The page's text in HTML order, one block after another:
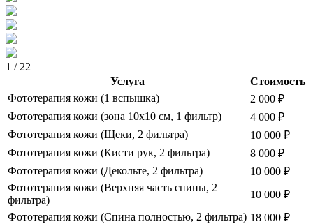
1 / 22
Услуга
Стоимость
Фототерапия кожи (1 вспышка)
2 000 ₽
Фототерапия кожи (зона 10х10 см, 1 фильтр)
4 000 ₽
Фототерапия кожи (Щеки, 2 фильтра)
10 000 ₽
Фототерапия кожи (Кисти рук, 2 фильтра)
8 000 ₽
Фототерапия кожи (Декольте, 2 фильтра)
10 000 ₽
Фототерапия кожи (Верхняя часть спины, 2
фильтра)
10 000 ₽
Фототерапия кожи (Спина полностью, 2 фильтра) 18 000 ₽